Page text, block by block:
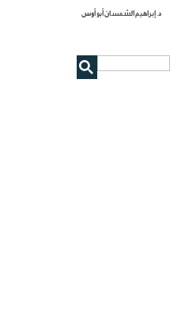
د. إبراهيم الشمسان أبو أوس